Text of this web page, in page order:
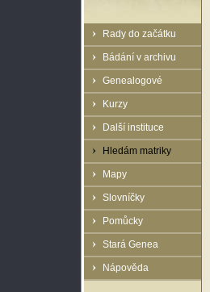
Rady do začátku
Bádání v archivu
Genealogové
Kurzy
Další instituce
Hledám matriky
Mapy
Slovníčky
Pomůcky
Stará Genea
Nápověda